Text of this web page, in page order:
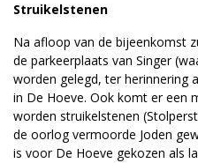
Struikelstenen
Na afloop van de bijeenkomst
de parkeerplaats van Singer
worden gelegd, ter herinnering
in De Hoeve. Ook komt er een
worden struikelstenen
de oorlog vermoorde Joden
is voor De Hoeve gekozen als